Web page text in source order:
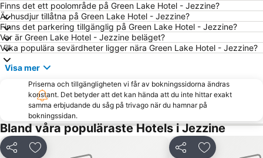
Finns det ett poolområde på Green Lake Hotel - Jezzine?
Är husdjur tillåtna på Green Lake Hotel - Jezzine?
Finns det parkering tillgänglig på Green Lake Hotel - Jezzine?
Var är Green Lake Hotel - Jezzine beläget?
Vilka populära sevärdheter ligger nära Green Lake Hotel - Jezzine?
Visa mer
Priserna och tillgängligheten vi får av bokningssidorna ändras
konstant. Det betyder att det kan hända att du inte hittar exakt
samma erbjudande du såg på trivago när du hamnar på
bokningssidan.
Bland våra populäraste Hotels i Jezzine
Dela Lägg till i Mina Favoriter Dela Lägg till i